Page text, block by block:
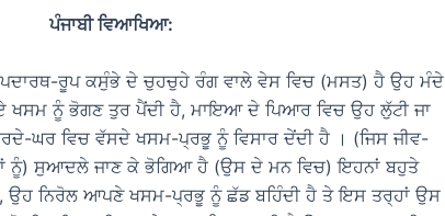
ਪੰਜਾਬੀ ਵਿਆਖਿਆ:
ਰੂਪ ਕਸੁੰਭੇ ਦੇ ਚੁਹਚੁਹੇ ਰੰਗ ਵਾਲੇ ਵੇਸ ਵਿਚ (ਮਸਤ) ਹੈ ਉਹ ਮੰਦੇ
ਖਸਮ ਨੂੰ ਭੋਗਣ ਤੁਰ ਪੈਂਦੀ ਹੈ, ਮਾਇਆ ਦੇ ਪਿਆਰ ਵਿਚ ਉਹ ਲੁੱਟੀ ਜਾ
ਘਰ ਵਿਚ ਵੱਸਦੇ ਖਸਮ-ਪ੍ਰਭੂ ਨੂੰ ਵਿਸਾਰ ਦੇਂਦੀ ਹੈ । (ਜਿਸ ਜੀਵ-
ਨੂੰ) ਸੁਆਦਲੇ ਜਾਣ ਕੇ ਭੋਗਿਆ ਹੈ (ਉਸ ਦੇ ਮਨ ਵਿਚ) ਇਹਨਾਂ ਬਹੁਤੇ
ਉਹ ਨਿਰੋਲ ਆਪਣੇ ਖਸਮ-ਪ੍ਰਭੂ ਨੂੰ ਛੱਡ ਬਹਿੰਦੀ ਹੈ ਤੇ ਇਸ ਤਰ੍ਹਾਂ ਉਸ